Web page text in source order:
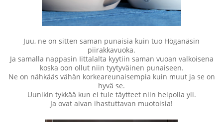
Juu, ne on sitten saman punaisia kuin tuo Höganäsin
piirakkavuoka.
Ja samalla nappasin Iittalalta kyytiin saman vuoan valkoisena
koska oon ollut niin tyytyväinen punaiseen.
Ne on nähkääs vähän korkeareunaisempia kuin muut ja se on
hyvä se.
Uunikin tykkää kun ei tule täytteet niin helpolla yli.
Ja ovat aivan ihastuttavan muotoisia!